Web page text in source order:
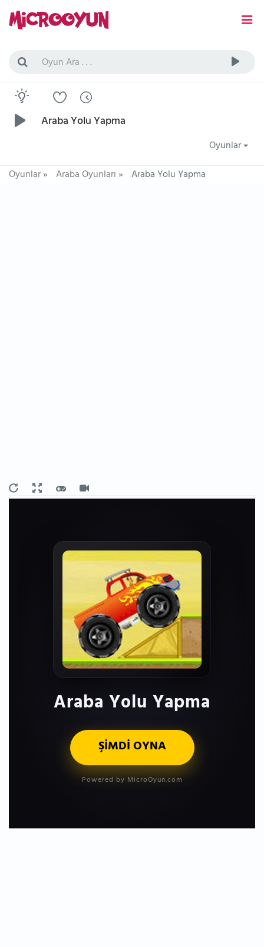
Araba Yolu Yapma
Oyunlar
Oyunlar» Araba Oyunları» Araba Yolu Yapma
Araba Yolu Yapma
ŞİMDİ OYNA
Powered by MicroOyun.com